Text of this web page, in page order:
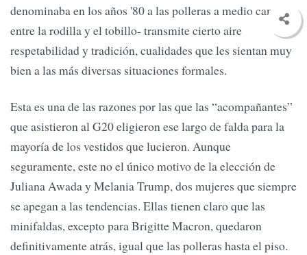
denominaba en los años '80 a las polleras a medio camino
entre la rodilla y el tobillo- transmite cierto aire
respetabilidad y tradición, cualidades que les sientan muy
bien a las más diversas situaciones formales.
Esta es una de las razones por las que las “acompañantes”
que asistieron al G20 eligieron ese largo de falda para la
mayoría de los vestidos que lucieron. Aunque
seguramente, este no el único motivo de la elección de
Juliana Awada y Melania Trump, dos mujeres que siempre
se apegan a las tendencias. Ellas tienen claro que las
minifaldas, excepto para Brigitte Macron, quedaron
definitivamente atrás, igual que las polleras hasta el piso.